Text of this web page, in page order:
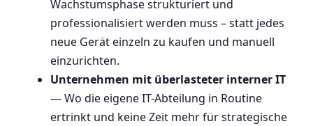
Wachstumsphase strukturiert und
professionalisiert werden muss – statt jedes
neue Gerät einzeln zu kaufen und manuell
einzurichten.
Unternehmen mit überlasteter interner IT
— Wo die eigene IT-Abteilung in Routine
ertrinkt und keine Zeit mehr für strategische